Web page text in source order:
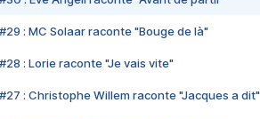
#29 : MC Solaar raconte "Bouge de là"
#28 : Lorie raconte "Je vais vite"
#27 : Christophe Willem raconte "Jacques a dit"